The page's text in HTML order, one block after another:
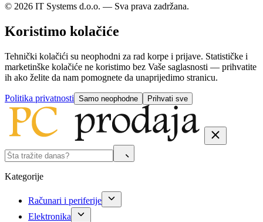
© 2026 IT Systems d.o.o. — Sva prava zadržana.
Koristimo kolačiće
Tehnički kolačići su neophodni za rad korpe i prijave. Statističke i
marketinške kolačiće ne koristimo bez Vaše saglasnosti — prihvatite
ih ako želite da nam pomognete da unaprijedimo stranicu.
Politika privatnosti Samo neophodne Prihvati sve
Kategorije
Računari i periferije
Elektronika